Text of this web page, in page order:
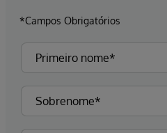
*Campos Obrigatórios